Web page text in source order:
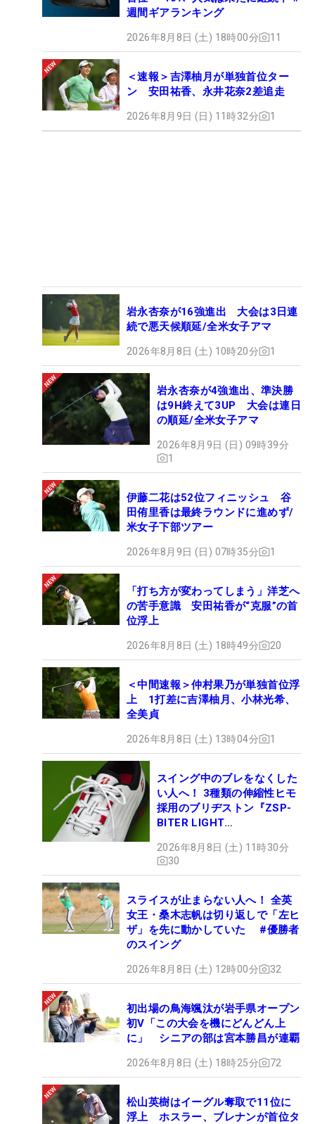
週間ギアランキング
2026年8月8日 (土) 18時00分 11
＜速報＞吉澤柚月が単独首位ター
ン 安田祐香、永井花奈2差追走
2026年8月9日 (日) 11時32分 1
岩永杏奈が16強進出 大会は3日連
続で悪天候順延/全米女子アマ
2026年8月8日 (土) 10時20分 1
岩永杏奈が4強進出、準決勝
は9H終えて3UP 大会は連日
の順延/全米女子アマ
2026年8月9日 (日) 09時39分
1
伊藤二花は52位フィニッシュ 谷
田侑里香は最終ラウンドに進めず/
米女子下部ツアー
2026年8月9日 (日) 07時35分 1
「打ち方が変わってしまう」洋芝へ
の苦手意識 安田祐香が“克服”の首
位浮上
2026年8月8日 (土) 18時49分 20
＜中間速報＞仲村果乃が単独首位浮
上 1打差に吉澤柚月、小林光希、
全美貞
2026年8月8日 (土) 13時04分 1
スイング中のブレをなくした
い人へ！ 3種類の伸縮性ヒモ
採用のブリヂストン『ZSP-
BITER LIGHT
ュー
2026年8月8日 (土) 11時30分
30
スライスが止まらない人へ！ 全英
女王・桑木志帆は切り返しで「左ヒ
ザ」を先に動かしていた #優勝者
のスイング
2026年8月8日 (土) 12時00分 32
初出場の鳥海颯汰が岩手県オープン
初V「この大会を機にどんどん上
に」 シニアの部は宮本勝昌が連覇
2026年8月8日 (土) 18時25分 72
松山英樹はイーグル奪取で11位に
浮上 ホスラー、ブレナンが首位タ